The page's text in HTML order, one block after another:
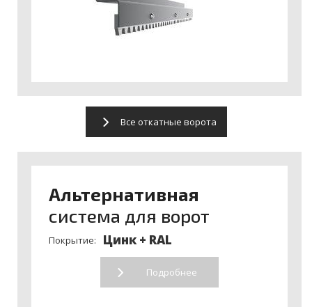
Все откатные ворота
Альтернативная
система для ворот
Покрытие: Цинк + RAL
Подробнее